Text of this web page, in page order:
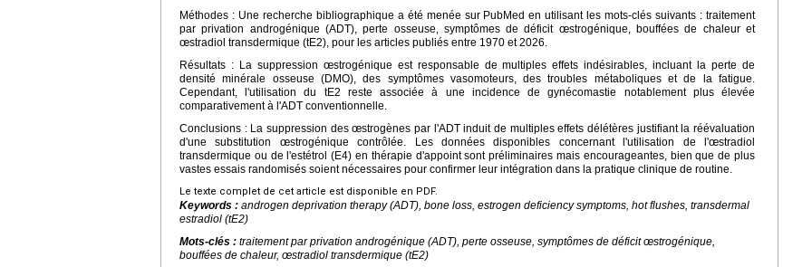
Méthodes : Une recherche bibliographique a été menée sur PubMed en utilisant les mots-clés suivants : traitement
par privation androgénique (ADT), perte osseuse, symptômes de déficit œstrogénique, bouffées de chaleur et
œstradiol transdermique (tE2), pour les articles publiés entre 1970 et 2026.
Résultats : La suppression œstrogénique est responsable de multiples effets indésirables, incluant la perte de
densité minérale osseuse (DMO), des symptômes vasomoteurs, des troubles métaboliques et de la fatigue.
Cependant, l'utilisation du tE2 reste associée à une incidence de gynécomastie notablement plus élevée
comparativement à l'ADT conventionnelle.
Conclusions : La suppression des œstrogènes par l'ADT induit de multiples effets délétères justifiant la réévaluation
d'une substitution œstrogénique contrôlée. Les données disponibles concernant l'utilisation de l'œstradiol
transdermique ou de l'estétrol (E4) en thérapie d'appoint sont préliminaires mais encourageantes, bien que de plus
vastes essais randomisés soient nécessaires pour confirmer leur intégration dans la pratique clinique de routine.
Le texte complet de cet article est disponible en PDF.
Keywords : androgen deprivation therapy (ADT), bone loss, estrogen deficiency symptoms, hot flushes, transdermal
estradiol (tE2)
Mots-clés : traitement par privation androgénique (ADT), perte osseuse, symptômes de déficit œstrogénique,
bouffées de chaleur, œstradiol transdermique (tE2)